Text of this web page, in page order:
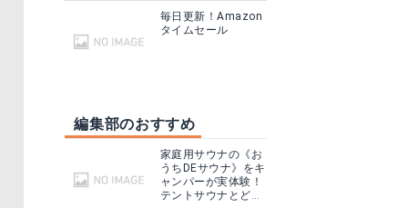
毎日更新！Amazon
タイムセール
編集部のおすすめ
家庭用サウナの《お
うちDEサウナ》をキ
ャンパーが実体験！
テントサウナとどこ